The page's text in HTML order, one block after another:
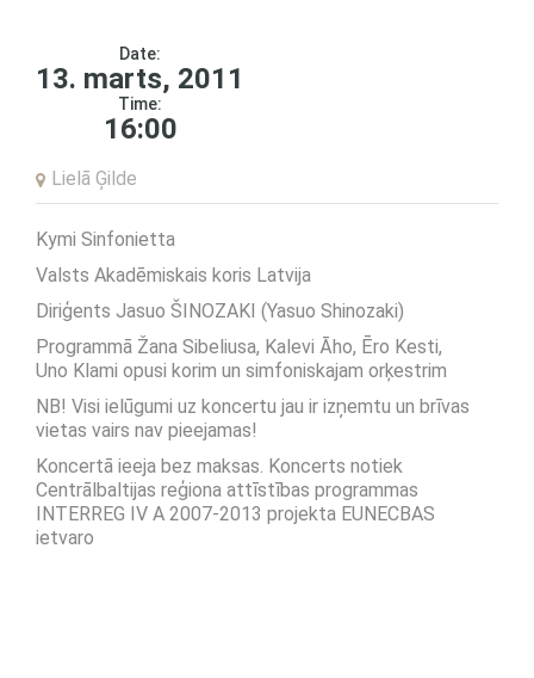
Date:
13. marts, 2011
Time:
16:00
Lielā Ģilde
Kymi Sinfonietta
Valsts Akadēmiskais koris Latvija
Diriģents Jasuo ŠINOZAKI (Yasuo Shinozaki)
Programmā Žana Sibeliusa, Kalevi Āho, Ēro Kesti,
Uno Klami opusi korim un simfoniskajam orķestrim
NB! Visi ielūgumi uz koncertu jau ir izņemtu un brīvas
vietas vairs nav pieejamas!
Koncertā ieeja bez maksas. Koncerts notiek
Centrālbaltijas reģiona attīstības programmas
INTERREG IV A 2007-2013 projekta EUNECBAS
ietvaro